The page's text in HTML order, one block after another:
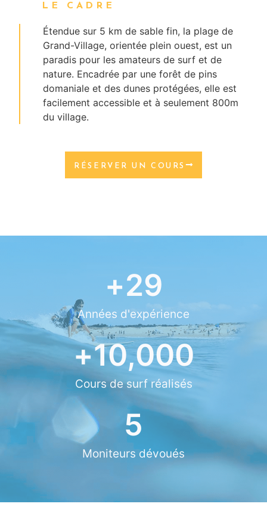
LE CADRE
Étendue sur 5 km de sable fin, la plage de
Grand-Village, orientée plein ouest, est un
paradis pour les amateurs de surf et de
nature. Encadrée par une forêt de pins
domaniale et des dunes protégées, elle est
facilement accessible et à seulement 800m
du village.
RÉSERVER UN COURS
Années d'expérience
+29
Cours de surf réalisés
+10,000
Moniteurs dévoués
5